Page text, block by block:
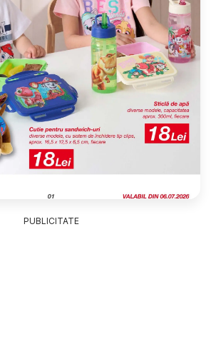
PUBLICITATE